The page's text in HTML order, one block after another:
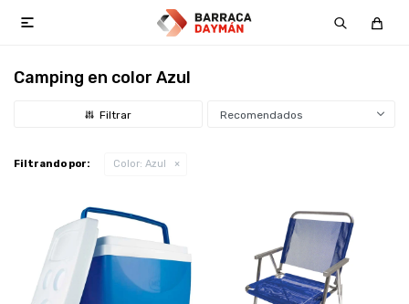

Camping en color Azul
Recomendados
Filtrando por: Color: Azul